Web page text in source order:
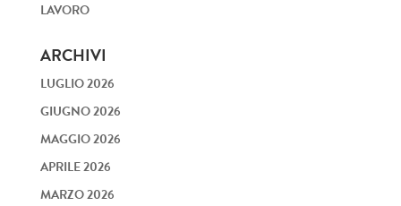
LAVORO
ARCHIVI
LUGLIO 2026
GIUGNO 2026
MAGGIO 2026
APRILE 2026
MARZO 2026